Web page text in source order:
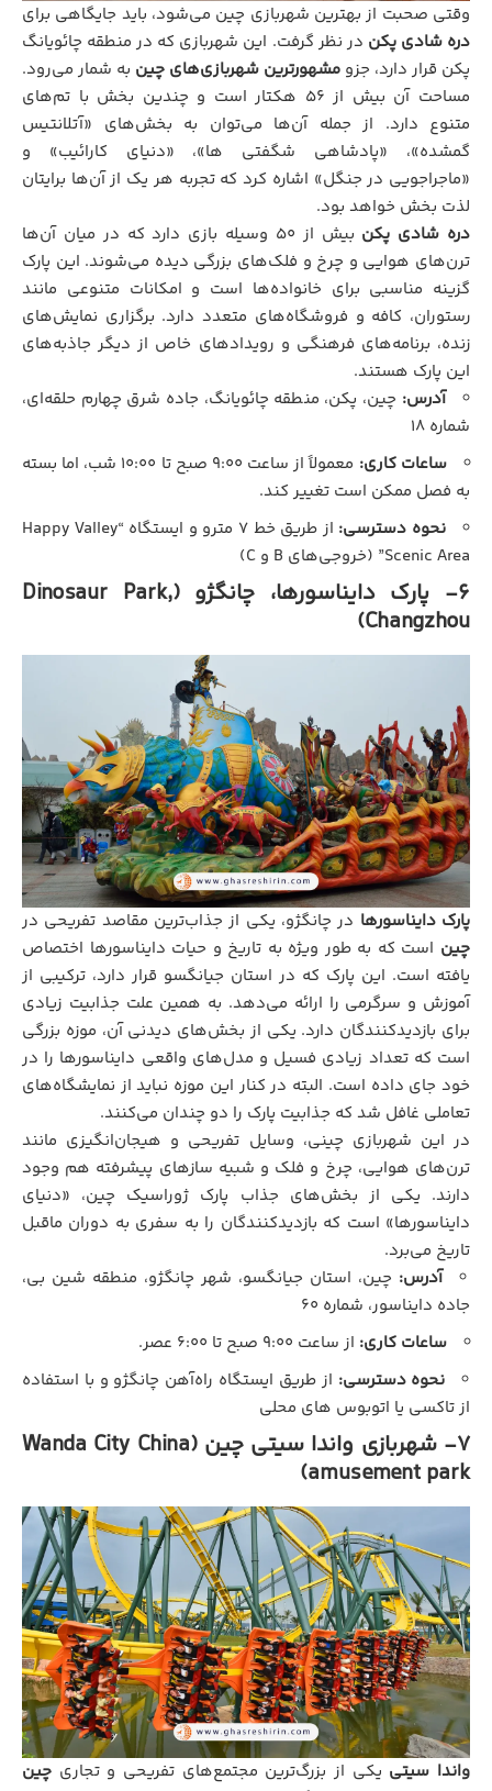
وقتی صحبت از بهترین شهربازی چین می‌شود، باید جایگاهی برای
دره شادی پکن در نظر گرفت. این شهربازی که در منطقه چائویانگ
پکن قرار دارد، جزو مشهورترین شهربازی‌های چین به شمار می‌رود.
مساحت آن بیش از ۵۶ هکتار است و چندین بخش با تم‌های
متنوع دارد. از جمله آن‌ها می‌توان به بخش‌های «آتلانتیس
گمشده»، «پادشاهی شگفتی ها»، «دنیای کارائیب» و
«ماجراجویی در جنگل» اشاره کرد که تجربه هر یک از آن‌ها برایتان
لذت بخش خواهد بود.
دره شادی پکن
بیش از ۵۰ وسیله بازی دارد که در میان آن‌ها
ترن‌های هوایی و چرخ و فلک‌های بزرگی دیده می‌شوند. این پارک
گزینه مناسبی برای خانواده‌ها است و امکانات متنوعی مانند
رستوران، کافه و فروشگاه‌های متعدد دارد. برگزاری نمایش‌های
زنده، برنامه‌های فرهنگی و رویدادهای خاص از دیگر جاذبه‌های
این پارک هستند.
آدرس: چین، پکن، منطقه چائویانگ، جاده شرق چهارم حلقه‌ای،
شماره ۱۸
ساعات کاری:
معمولاً از ساعت ۹:۰۰ صبح تا ۱۰:۰۰ شب، اما بسته
به فصل ممکن است تغییر کند.
نحوه دسترسی:
از طریق خط ۷ مترو و ایستگاه “Happy Valley
Scenic Area” (خروجی‌های B و C)
6- پارک دایناسورها، چانگژو (Dinosaur Park,
Changzhou)
پارک دایناسورها در چانگژو، یکی از جذاب‌ترین مقاصد تفریحی در
چین است که به طور ویژه به تاریخ و حیات دایناسورها اختصاص
یافته است. این پارک که در استان جیانگسو قرار دارد، ترکیبی از
آموزش و سرگرمی را ارائه می‌دهد. به همین علت جذابیت زیادی
برای بازدیدکنندگان دارد. یکی از بخش‌های دیدنی آن، موزه بزرگی
است که تعداد زیادی فسیل و مدل‌های واقعی دایناسورها را در
خود جای داده است. البته در کنار این موزه نباید از نمایشگاه‌های
تعاملی غافل شد که جذابیت پارک را دو چندان می‌کنند.
در این شهربازی چینی، وسایل تفریحی و هیجان‌انگیزی مانند
ترن‌های هوایی، چرخ و فلک و شبیه سازهای پیشرفته هم وجود
دارند. یکی از بخش‌های جذاب پارک ژوراسیک چین، «دنیای
دایناسورها» است که بازدیدکنندگان را به سفری به دوران ماقبل
تاریخ می‌برد.
آدرس: چین، استان جیانگسو، شهر چانگژو، منطقه شین‌ بی،
جاده دایناسور، شماره ۶۰
ساعات کاری: از ساعت ۹:۰۰ صبح تا ۶:۰۰ عصر.
نحوه دسترسی: از طریق ایستگاه راه‌آهن چانگژو و با استفاده
از تاکسی یا اتوبوس‌ های محلی
7- شهربازی واندا سیتی چین (Wanda City China
amusement park)
واندا سیتی یکی از بزرگ‌ترین مجتمع‌های تفریحی و تجاری چین